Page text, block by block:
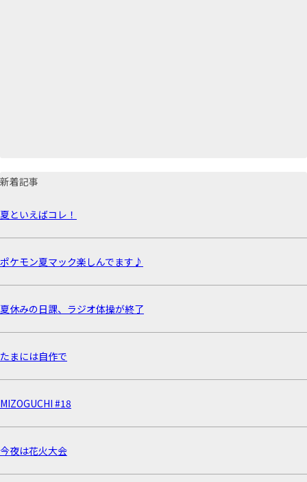
新着記事
夏といえばコレ！
ポケモン夏マック楽しんでます♪
夏休みの日課、ラジオ体操が終了
たまには自作で
MIZOGUCHI #18
今夜は花火大会